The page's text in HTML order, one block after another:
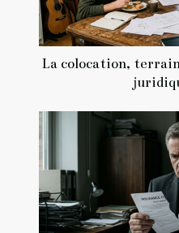
La colocation,